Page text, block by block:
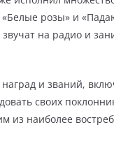
розы» и
на радио и
и званий,
своих
из наиболее